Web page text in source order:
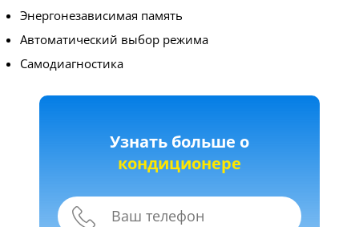
Энергонезависимая память
Автоматический выбор режима
Самодиагностика
Узнать больше о
кондиционере